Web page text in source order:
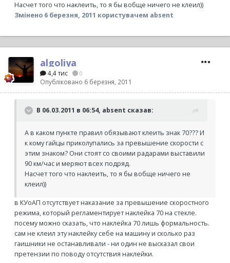
Насчет того что наклеить, то я бы вобще ничего не клеил))
Змінено 6 березня, 2011 користувачем absent
algoliya
4,4 тис 0
Опубліковано 6 березня, 2011
В 06.03.2011 в 06:54, absent сказав:
А в каком пункте правил обязывают клеить знак 70??? И
к кому гайцы приколупались за превышение скорости с
этим знаком? Они стоят со своими радарами выставили
90 км/час и меряют всех подряд.
Насчет того что наклеить, то я бы вобще ничего не
клеил))
в КУоАП отсутствует наказание за превышение скоростного
режима, который регламентирует наклейка 70 на стекле.
посему можно сказать, что наклейка 70 лишь формальность.
сам не клеил эту наклейку себе на машину и сколько раз
гаишники не останавливали - ни один не высказал свои
претензии по поводу отсутствия наклейки.